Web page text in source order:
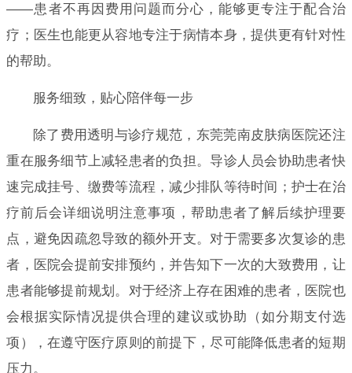
——患者不再因费用问题而分心，能够更专注于配合治
疗；医生也能更从容地专注于病情本身，提供更有针对性
的帮助。
服务细致，贴心陪伴每一步
除了费用透明与诊疗规范，东莞莞南皮肤病医院还注
重在服务细节上减轻患者的负担。导诊人员会协助患者快
速完成挂号、缴费等流程，减少排队等待时间；护士在治
疗前后会详细说明注意事项，帮助患者了解后续护理要
点，避免因疏忽导致的额外开支。对于需要多次复诊的患
者，医院会提前安排预约，并告知下一次的大致费用，让
患者能够提前规划。对于经济上存在困难的患者，医院也
会根据实际情况提供合理的建议或协助（如分期支付选
项），在遵守医疗原则的前提下，尽可能降低患者的短期
压力。